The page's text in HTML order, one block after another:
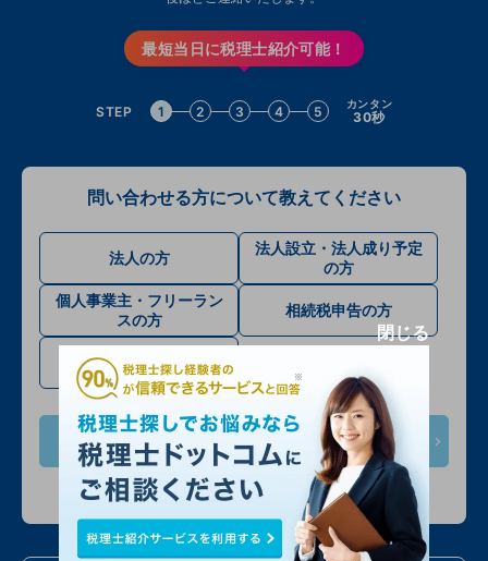
最短当日に税理士紹介可能！
STEP 1 2 3 4 5 カンタン
30秒
問い合わせる方について教えてください
法人の方
法人設立・法人成り予定
の方
個人事業主・フリーラン
スの方
相続税申告の方
確定申告・その他
次へ
入力情報は公開されません
閉じる